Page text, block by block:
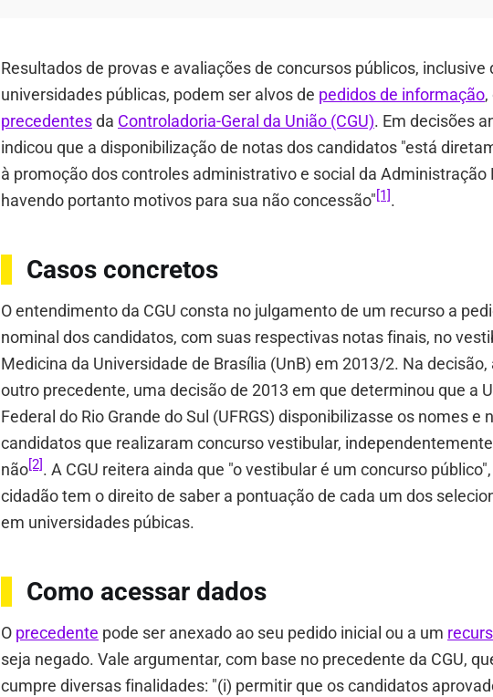
Resultados de provas e avaliações de concursos públicos, inclusive
universidades públicas, podem ser alvos de pedidos de informação
precedentesda Controladoria-Geral da União (CGU). Em decisões
indicou que a disponibilização de notas dos candidatos "está
à promoção dos controles administrativo e social da Administração
havendo portanto motivos para sua não concessão"[1].
Casos concretos
O entendimento da CGU consta no julgamento de um recurso a
nominal dos candidatos, com suas respectivas notas finais, no
Medicina da Universidade de Brasília (UnB) em 2013/2. Na decisão,
outro precedente, uma decisão de 2013 em que determinou que a
Federal do Rio Grande do Sul (UFRGS) disponibilizasse os nomes e
candidatos que realizaram concurso vestibular,
não[2]. A CGU reitera ainda que "o vestibular é um concurso
cidadão tem o direito de saber a pontuação de cada um dos
em universidades púbicas.
Como acessar dados
O precedente pode ser anexado ao seu pedido inicial ou a um
seja negado. Vale argumentar, com base no precedente da CGU,
cumpre diversas finalidades: "(i) permitir que os candidatos